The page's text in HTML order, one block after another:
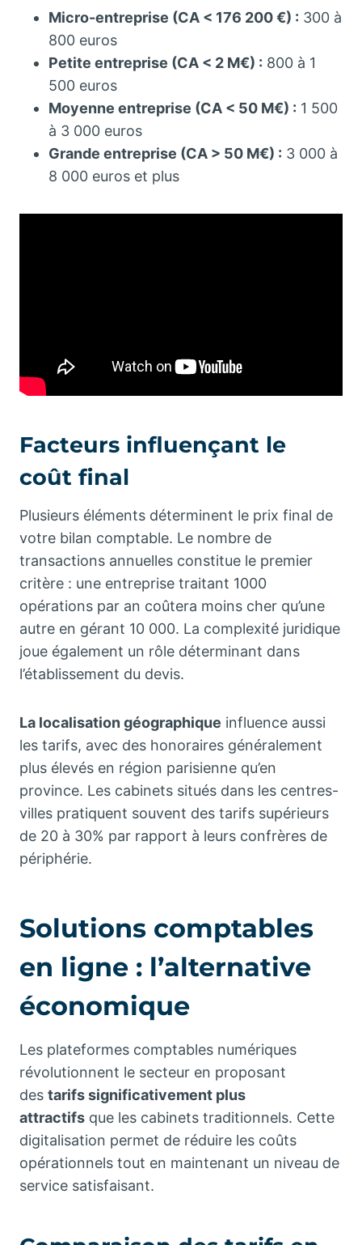
Micro-entreprise (CA < 176 200 €) : 300 à
800 euros
Petite entreprise (CA < 2 M€) : 800 à 1
500 euros
Moyenne entreprise (CA < 50 M€) : 1 500
à 3 000 euros
Grande entreprise (CA > 50 M€) : 3 000 à
8 000 euros et plus
Facteurs influençant le
coût final
Plusieurs éléments déterminent le prix final de
votre bilan comptable. Le nombre de
transactions annuelles constitue le premier
critère : une entreprise traitant 1000
opérations par an coûtera moins cher qu’une
autre en gérant 10 000. La complexité juridique
joue également un rôle déterminant dans
l’établissement du devis.
La localisation géographique influence aussi
les tarifs, avec des honoraires généralement
plus élevés en région parisienne qu’en
province. Les cabinets situés dans les centres-
villes pratiquent souvent des tarifs supérieurs
de 20 à 30% par rapport à leurs confrères de
périphérie.
Solutions comptables
en ligne : l’alternative
économique
Les plateformes comptables numériques
révolutionnent le secteur en proposant
des tarifs significativement plus
attractifs que les cabinets traditionnels. Cette
digitalisation permet de réduire les coûts
opérationnels tout en maintenant un niveau de
service satisfaisant.